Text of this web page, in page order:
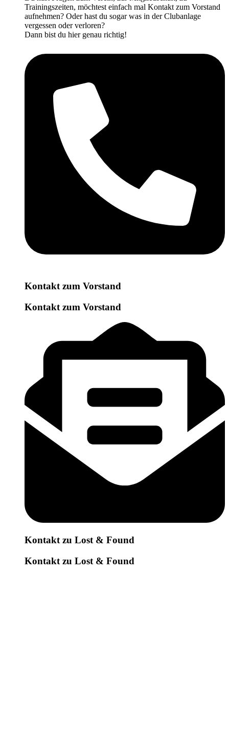
Trainingszeiten, möchtest einfach mal Kontakt zum Vorstand
aufnehmen? Oder hast du sogar was in der Clubanlage
vergessen oder verloren?
Dann bist du hier genau richtig!
Kontakt zum Vorstand
Kontakt zum Vorstand
Kontakt zu Lost & Found
Kontakt zu Lost & Found